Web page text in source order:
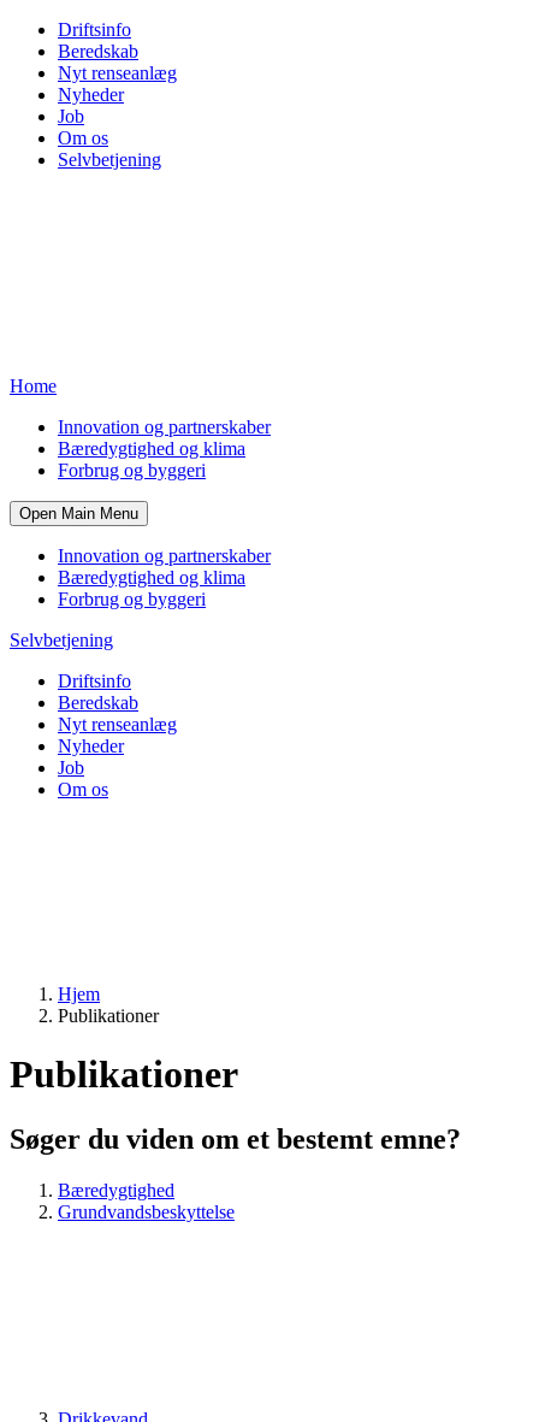
Driftsinfo
Beredskab
Nyt renseanlæg
Nyheder
Job
Om os
Selvbetjening
Home
Innovation og partnerskaber
Bæredygtighed og klima
Forbrug og byggeri
Open Main Menu
Innovation og partnerskaber
Bæredygtighed og klima
Forbrug og byggeri
Selvbetjening
Driftsinfo
Beredskab
Nyt renseanlæg
Nyheder
Job
Om os
Hjem
Publikationer
Publikationer
Søger du viden om et bestemt emne?
Bæredygtighed
Grundvandsbeskyttelse